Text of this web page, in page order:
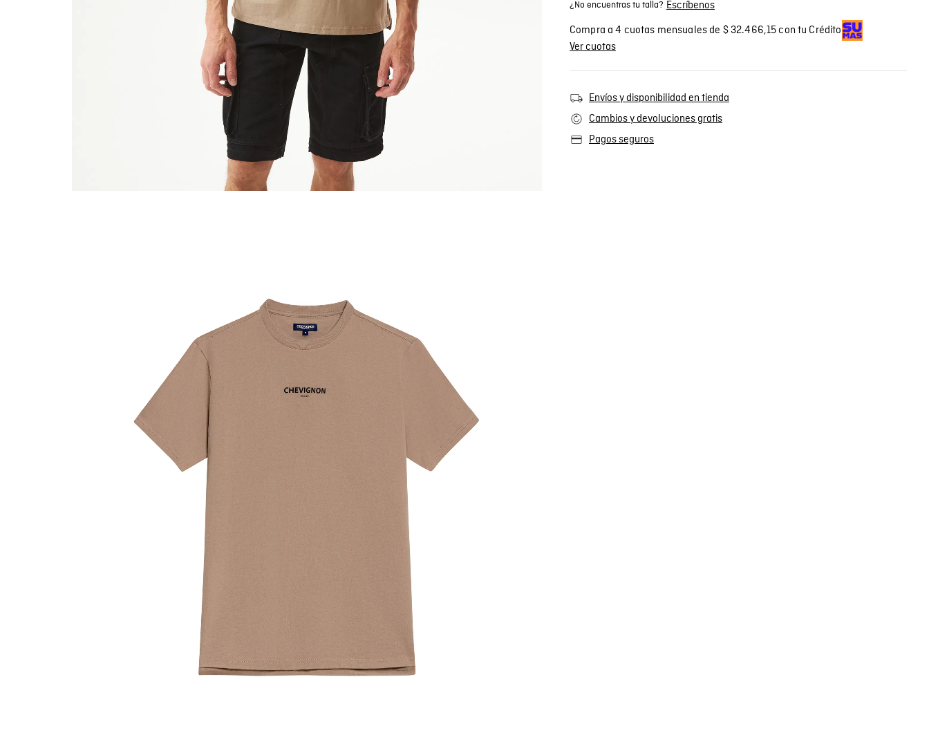
¿No encuentras tu talla? Escríbenos
Compra a 4 cuotas mensuales de $ 32.466,15 con tu Crédito
Ver cuotas
Envíos y disponibilidad en tienda
Cambios y devoluciones gratis
Pagos seguros